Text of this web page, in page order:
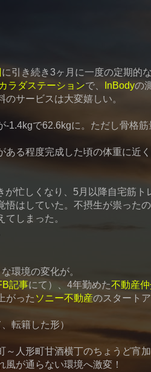
に引き続き3ヶ月に一度の定期的
カラダステーションで、 InBodyの
サービスは大変嬉しい。
-1.4kgで62.6kgに。ただし骨格
ある程度完成した頃の体重に近
が忙しくなり、5月以降自宅筋ト
悟はしていた。不摂生が祟った
てしまった。
環境の変化が。
記事にて）、4年勤めた不動産
がった ソニー不動産のスタート
転籍した形）
～人形町甘酒横丁のちょうど宵
風が通らない環境へ激変！